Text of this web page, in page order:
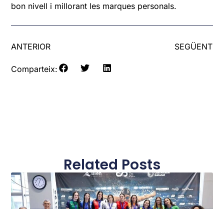
bon nivell i millorant les marques personals.
ANTERIOR SEGÜENT
Comparteix:
Related Posts